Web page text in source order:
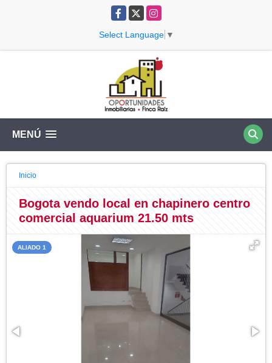
Facebook
X Instagram
Select Language ▼
MENÚ
Inicio
Bogota vendo local en chapinero centro
comercial aquarium 21.50 mts
ALIADO 1